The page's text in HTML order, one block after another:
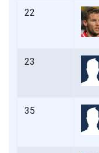
22
23
35